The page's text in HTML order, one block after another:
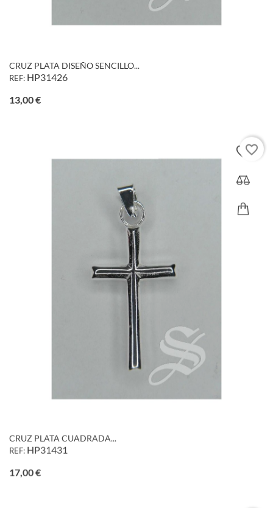
CRUZ PLATA DISEÑO SENCILLO...
REF: HP31426
13,00 €Precio
CRUZ PLATA CUADRADA...
REF: HP31431
17,00 €Precio
favorite_border